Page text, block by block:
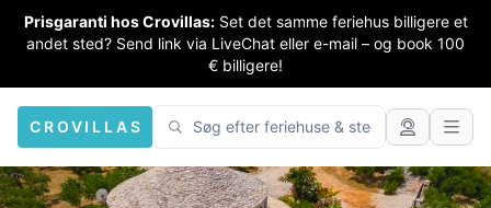
Prisgaranti hos Crovillas: Set det samme feriehus billigere et
andet sted? Send link via LiveChat eller e-mail – og book 100
€ billigere!
CROVILLAS